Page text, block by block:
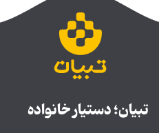
تبیان؛ دستیار خانواده